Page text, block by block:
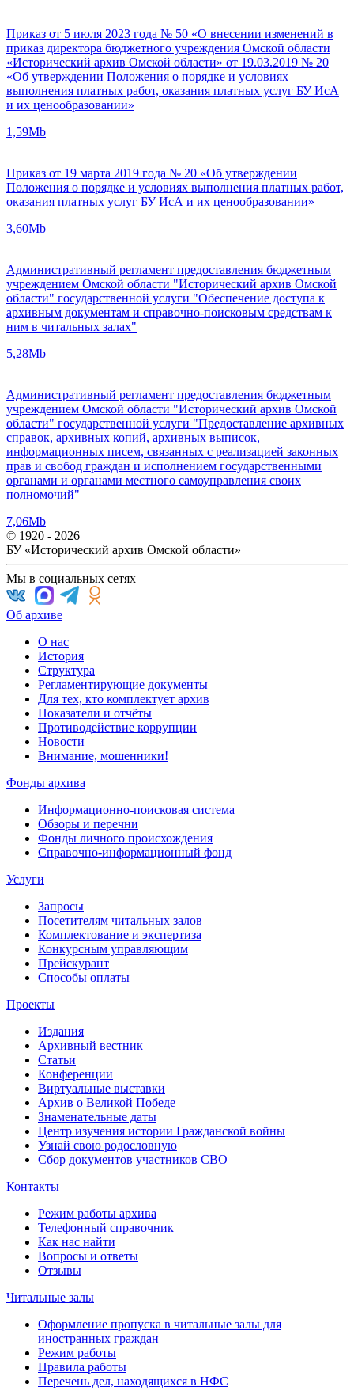
Приказ от 5 июля 2023 года № 50 «О внесении изменений в
приказ директора бюджетного учреждения Омской области
«Исторический архив Омской области» от 19.03.2019 № 20
«Об утверждении Положения о порядке и условиях
выполнения платных работ, оказания платных услуг БУ ИсА
и их ценообразовании»
1,59Mb
Приказ от 19 марта 2019 года № 20 «Об утверждении
Положения о порядке и условиях выполнения платных работ,
оказания платных услуг БУ ИсА и их ценообразовании»
3,60Mb
Административный регламент предоставления бюджетным
учреждением Омской области "Исторический архив Омской
области" государственной услуги "Обеспечение доступа к
архивным документам и справочно-поисковым средствам к
ним в читальных залах"
5,28Mb
Административный регламент предоставления бюджетным
учреждением Омской области "Исторический архив Омской
области" государственной услуги "Предоставление архивных
справок, архивных копий, архивных выписок,
информационных писем, связанных с реализацией законных
прав и свобод граждан и исполнением государственными
органами и органами местного самоуправления своих
полномочий"
7,06Mb
© 1920 - 2026
БУ «Исторический архив Омской области»
Мы в социальных сетях
Об архиве
О нас
История
Структура
Регламентирующие документы
Для тех, кто комплектует архив
Показатели и отчёты
Противодействие коррупции
Новости
Внимание, мошенники!
Фонды архива
Информационно-поисковая система
Обзоры и перечни
Фонды личного происхождения
Справочно-информационный фонд
Услуги
Запросы
Посетителям читальных залов
Комплектование и экспертиза
Конкурсным управляющим
Прейскурант
Способы оплаты
Проекты
Издания
Архивный вестник
Статьи
Конференции
Виртуальные выставки
Архив о Великой Победе
Знаменательные даты
Центр изучения истории Гражданской войны
Узнай свою родословную
Сбор документов участников СВО
Контакты
Режим работы архива
Телефонный справочник
Как нас найти
Вопросы и ответы
Отзывы
Читальные залы
Оформление пропуска в читальные залы для
иностранных граждан
Режим работы
Правила работы
Перечень дел, находящихся в НФС